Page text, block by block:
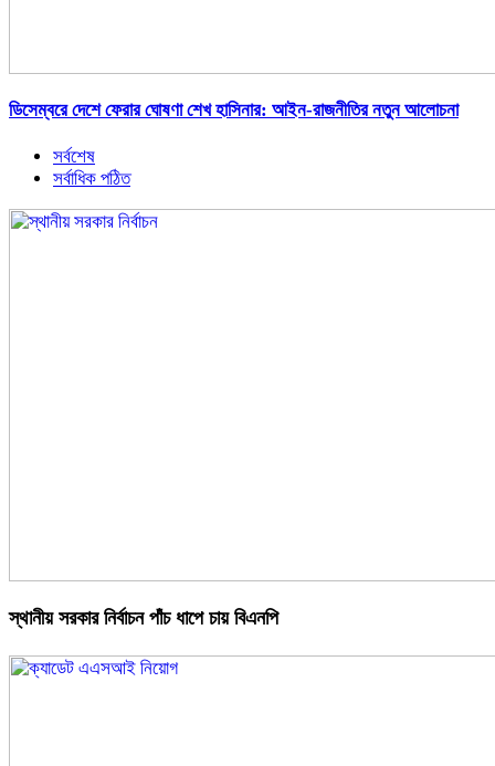
ডিসেম্বরে দেশে ফেরার ঘোষণা শেখ হাসিনার: আইন-রাজনীতির নতুন আলোচনা
সর্বশেষ
সর্বাধিক পঠিত
স্থানীয় সরকার নির্বাচন পাঁচ ধাপে চায় বিএনপি